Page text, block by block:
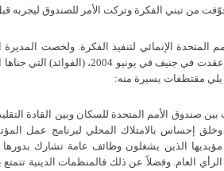
تخوّفت من تبني الفكرة وتركت الأمر للصندوق
الإنمائي لتنفيذ الفكرة .ولخصت المديرة
عقدت في جنيف في يونيو ، ( الفوائد) التي
يلي مقتطفات يسيرة منه:
صندوق الأمم المتحدة للسكان وبين القادة
إحساس بالامتلاك المحلي لبرنامج عمل
الذين يشغلون وظائف عامة تشارك بدورها
العام.وفضلاً عن ذلك فالمنظمات الدينية